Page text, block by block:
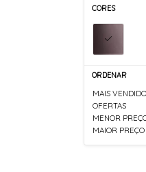
CORES
ORDENAR
MAIS
OFERTAS
MENOR
MAIOR PREÇO